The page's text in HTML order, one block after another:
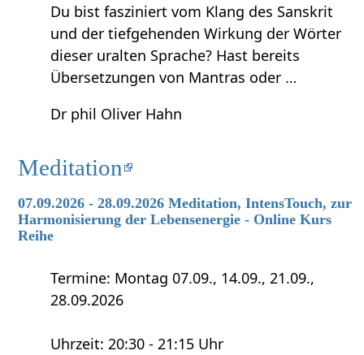
Du bist fasziniert vom Klang des Sanskrit
und der tiefgehenden Wirkung der Wörter
dieser uralten Sprache? Hast bereits
Übersetzungen von Mantras oder …
Dr phil Oliver Hahn
Meditation
07.09.2026 - 28.09.2026 Meditation, IntensTouch, zur
Harmonisierung der Lebensenergie - Online Kurs
Reihe
Termine: Montag 07.09., 14.09., 21.09.,
28.09.2026
Uhrzeit: 20:30 - 21:15 Uhr